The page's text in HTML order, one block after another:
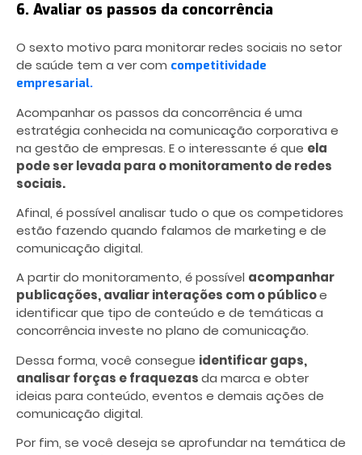
6. Avaliar os passos da concorrência
O sexto motivo para monitorar redes sociais no setor
de saúde tem a ver com competitividade
empresarial.
Acompanhar os passos da concorrência é uma
estratégia conhecida na comunicação corporativa e
na gestão de empresas. E o interessante é que ela
pode ser levada para o monitoramento de redes
sociais.
Afinal, é possível analisar tudo o que os competidores
estão fazendo quando falamos de marketing e de
comunicação digital.
A partir do monitoramento, é possível acompanhar
publicações, avaliar interações com o públicoe
identificar que tipo de conteúdo e de temáticas a
concorrência investe no plano de comunicação.
Dessa forma, você consegue identificar gaps,
analisar forças e fraquezasda marca e obter
ideias para conteúdo, eventos e demais ações de
comunicação digital.
Por fim, se você deseja se aprofundar na temática de